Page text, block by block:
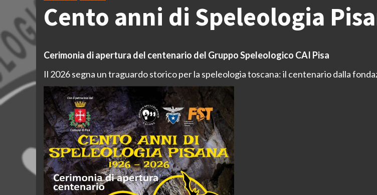
Cento anni di Speleologia
Cerimonia di apertura del centenario del Gruppo Speleologico CAI Pisa
Il 2026 segna un traguardo storico per la speleologia toscana: il centenario dalla